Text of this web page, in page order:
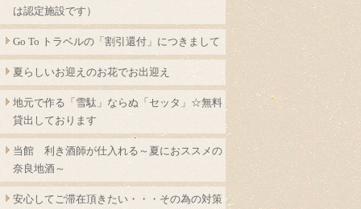
は認定施設です）
Go To トラベルの「割引還付」につきまして
夏らしいお迎えのお花でお出迎え
地元で作る「雪駄」ならぬ「セッタ」☆無料
貸出しております
当館 利き酒師が仕入れる～夏におススメの
奈良地酒～
安心してご滞在頂きたい・・・その為の対策